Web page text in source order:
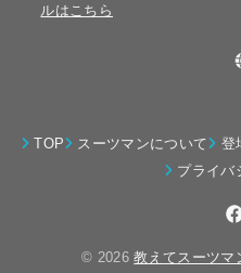
ルはこちら
TOP スーツマンについて 登
プライバ
© 2026教えてスーツマ